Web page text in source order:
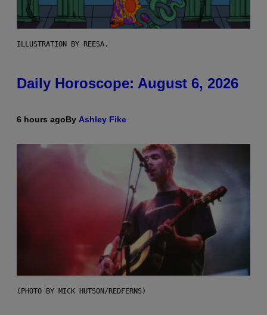
ILLUSTRATION BY REESA.
Daily Horoscope: August 6, 2026
6 hours agoBy Ashley Fike
(PHOTO BY MICK HUTSON/REDFERNS)